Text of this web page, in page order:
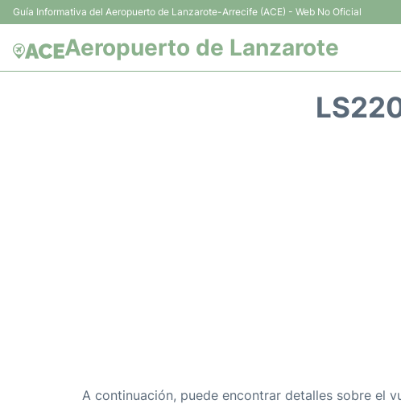
Guía Informativa del Aeropuerto de Lanzarote-Arrecife (ACE) - Web No Oficial
Aeropuerto de Lanzarote
A continuación, puede encontrar detalles sobre el